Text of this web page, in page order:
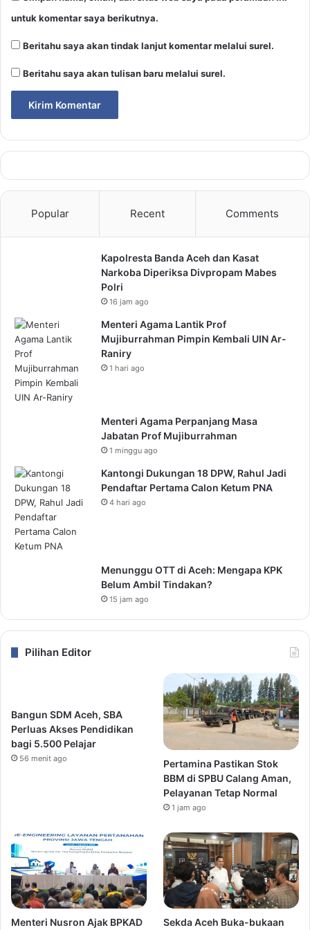
untuk komentar saya berikutnya.
Beritahu saya akan tindak lanjut komentar melalui surel.
Beritahu saya akan tulisan baru melalui surel.
Popular Recent Comments
Kapolresta Banda Aceh dan Kasat
Narkoba Diperiksa Divpropam Mabes
Polri
16 jam ago
Menteri Agama Lantik Prof
Mujiburrahman Pimpin Kembali UIN Ar-
Raniry
1 hari ago
Menteri Agama Perpanjang Masa
Jabatan Prof Mujiburrahman
1 minggu ago
Kantongi Dukungan 18 DPW, Rahul Jadi
Pendaftar Pertama Calon Ketum PNA
4 hari ago
Menunggu OTT di Aceh: Mengapa KPK
Belum Ambil Tindakan?
15 jam ago
Pilihan Editor
Bangun SDM Aceh, SBA
Perluas Akses Pendidikan
bagi 5.500 Pelajar
56 menit ago
Pertamina Pastikan Stok
BBM di SPBU Calang Aman,
Pelayanan Tetap Normal
1 jam ago
Menteri Nusron Ajak BPKAD Sekda Aceh Buka-bukaan